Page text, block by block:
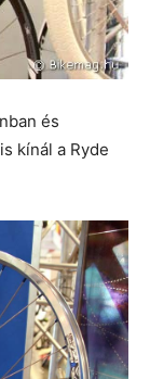
és
kínál a Ryde